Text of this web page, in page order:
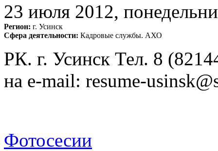
23 июля 2012,
Регион: г. Усинск
Сфера деятельности: Кадровые службы. АХО
РК. г. Усинск Тел. 8
на e-mail: resume-
Фотосесии